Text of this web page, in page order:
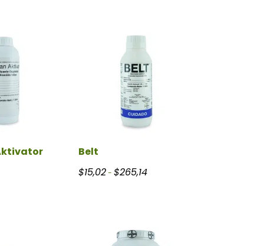
Belt
$15,02 - $265,14Rango de precios: desde $15,02